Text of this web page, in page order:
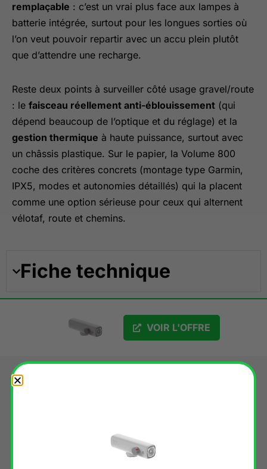
remplaçable : c’est un vrai plus face aux lampes à
batterie intégrée, surtout pour les longues sorties où
l’on veut pouvoir repartir avec un accu plein plutôt
que d’attendre une recharge.
Reste deux points à surveiller côté usage gravel/route
: le faisceau réellement anti-éblouissement (qui
dépend beaucoup de l’optique et du réglage) et la
gestion thermique à haute puissance, surtout avec
un châssis plastique. Sur le papier, la Volume 800
coche des critères concrets (montage type Garmin,
IPX5, modes et autonomies détaillés) qui la placent
comme une option sérieuse pour ceux qui alternent
vélotaf, route et chemins.
Fiche technique
VOIR L'OFFRE